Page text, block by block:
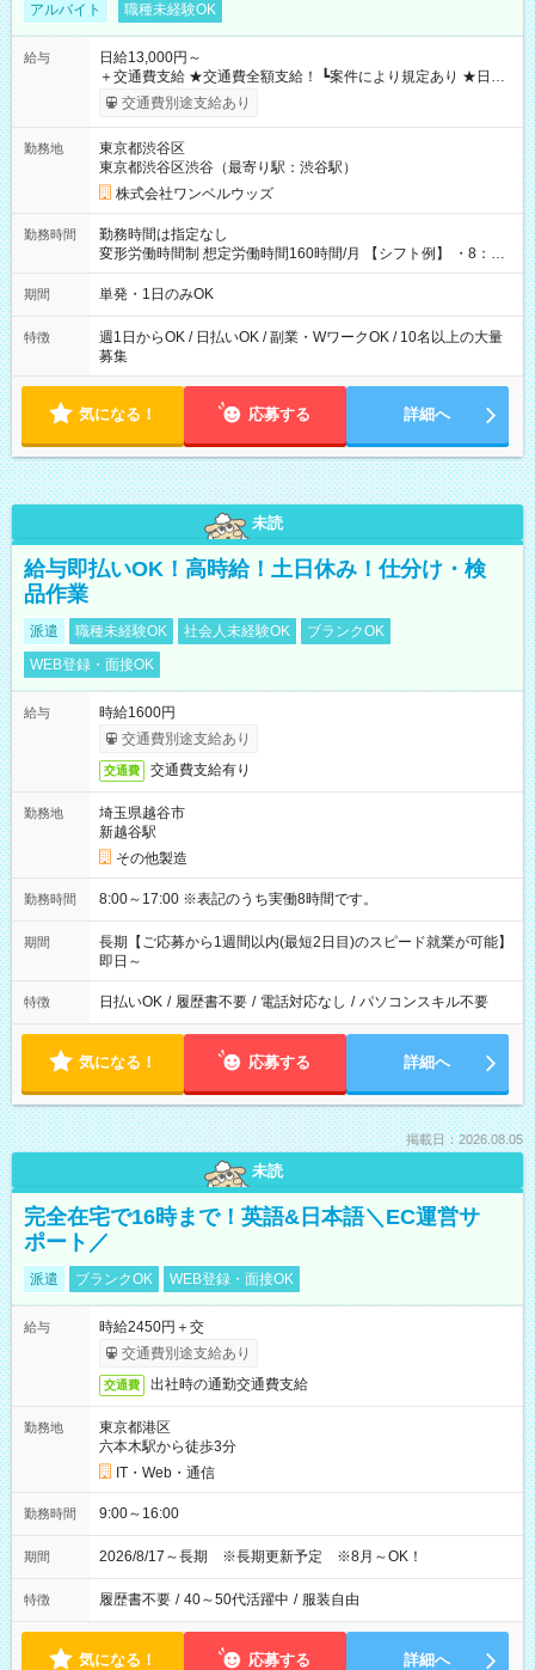
アルバイト 職種未経験OK
給与
日給13,000円～
＋交通費支給 ★交通費全額支給！ ┗案件により規定あり ★日払
いOK！（規定あり） ┗働いたその日に現金GET♪ お仕事後はコ
ンビニATMから 日払い分を引き落とせます！ 【試用期間】試
交通費別途支給あり
勤務地
東京都渋谷区
東京都渋谷区渋谷（最寄り駅：渋谷駅）
株式会社ワンベルウッズ
勤務時間
勤務時間は指定なし
変形労働時間制 想定労働時間160時間/月 【シフト例】 ・8：00
～21：00
期間 単発・1日のみOK
特徴
週1日からOK / 日払いOK / 副業・WワークOK / 10名以上の大量
募集
気になる！ 応募する 詳細へ
未読
給与即払いOK！高時給！土日休み！仕分け・検
品作業
派遣 職種未経験OK 社会人未経験OK
ブランクOK
WEB登録・面接OK
給与
時給1600円
交通費別途支給あり
交通費 交通費支給有り
勤務地
埼玉県越谷市
新越谷駅
その他製造
勤務時間 8:00～17:00 ※表記のうち実働8時間です。
期間
長期【ご応募から1週間以内(最短2日目)のスピード就業が可能】
即日～
特徴 日払いOK / 履歴書不要 / 電話対応なし / パソコンスキル不要
気になる！ 応募する 詳細へ
掲載日：2026.08.05
未読
完全在宅で16時まで！英語&日本語＼EC運営サ
ポート／
派遣 ブランクOK WEB登録・面接OK
給与
時給2450円＋交
交通費別途支給あり
交通費 出社時の通勤交通費支給
勤務地
東京都港区
六本木駅から徒歩3分
IT・Web・通信
勤務時間 9:00～16:00
期間 2026/8/17～長期 ※長期更新予定 ※8月～OK！
特徴 履歴書不要 / 40～50代活躍中 / 服装自由
気になる！ 応募する 詳細へ